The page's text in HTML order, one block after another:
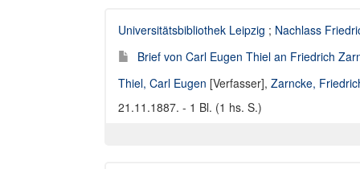
Universitätsbibliothek Leipzig ; Nachlass
Brief von Carl Eugen Thiel an Friedrich
Thiel, Carl Eugen [Verfasser], Zarncke,
21.11.1887. - 1 Bl. (1 hs. S.)